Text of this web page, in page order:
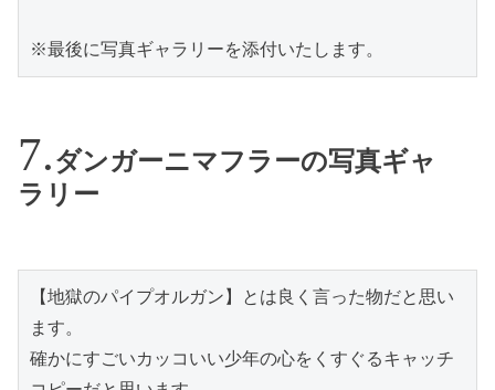
※最後に写真ギャラリーを添付いたします。
ダンガーニマフラーの写真ギャ
ラリー
【地獄のパイプオルガン】とは良く言った物だと思い
ます。
確かにすごいカッコいい少年の心をくすぐるキャッチ